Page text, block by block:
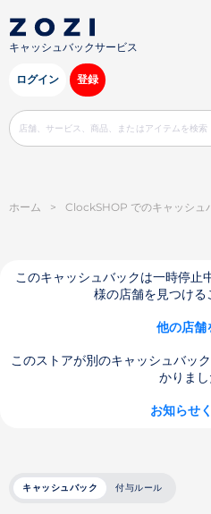
キャッシュバックサービス
ログイン 登録
ホーム > ClockSHOP でのキャッシュ
このキャッシュバックは一時停
様の店舗を見つける
他の店舗
このストアが別のキャッシュバッ
かりま
お知らせ
キャッシュバック 付与ルール